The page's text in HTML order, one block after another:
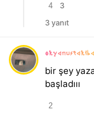
4
3
3 yanıt
bir şey
başladııı
2